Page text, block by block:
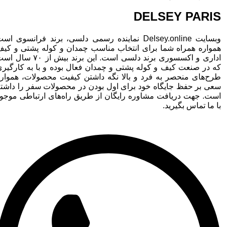
DELSEY PARIS
وبسایت Delsey.online نماینده رسمی دلسی، برند فرانسوی است
همواره همراه شما برای انتخاب مناسب چمدان و کوله پشتی و کیف
اداری و اکسسوری برند دلسی است. این برند بیش از ۷۰ سال است
که در صنعت کیف و کوله پشتی و چمدان فعال بوده و با به کارگیری
طرح‌های منحصر به فرد و بالا نگه داشتن کیفیت محصولات، همواره
سعی بر حفظ جایگاه خود برای اول بودن در محصولات سفر را داشته
است. جهت دریافت مشاوره رایگان از طریق راه‌های ارتباطی موجود
با ما تماس بگیرید.